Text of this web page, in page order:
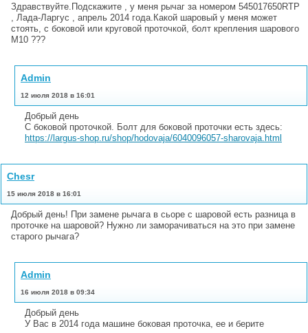
Здравствуйте.Подскажите , у меня рычаг за номером 545017650RTP
, Лада-Ларгус , апрель 2014 года.Какой шаровый у меня может
стоять, с боковой или круговой проточкой, болт крепления шарового
М10 ???
Admin
12 июля 2018 в 16:01
Добрый день
С боковой проточкой. Болт для боковой проточки есть здесь:
https://largus-shop.ru/shop/hodovaja/6040096057-sharovaja.html
Chesr
15 июля 2018 в 16:01
Добрый день! При замене рычага в сьоре с шаровой есть разница в
проточке на шаровой? Нужно ли заморачиваться на это при замене
старого рычага?
Admin
16 июля 2018 в 09:34
Добрый день
У Вас в 2014 года машине боковая проточка, ее и берите